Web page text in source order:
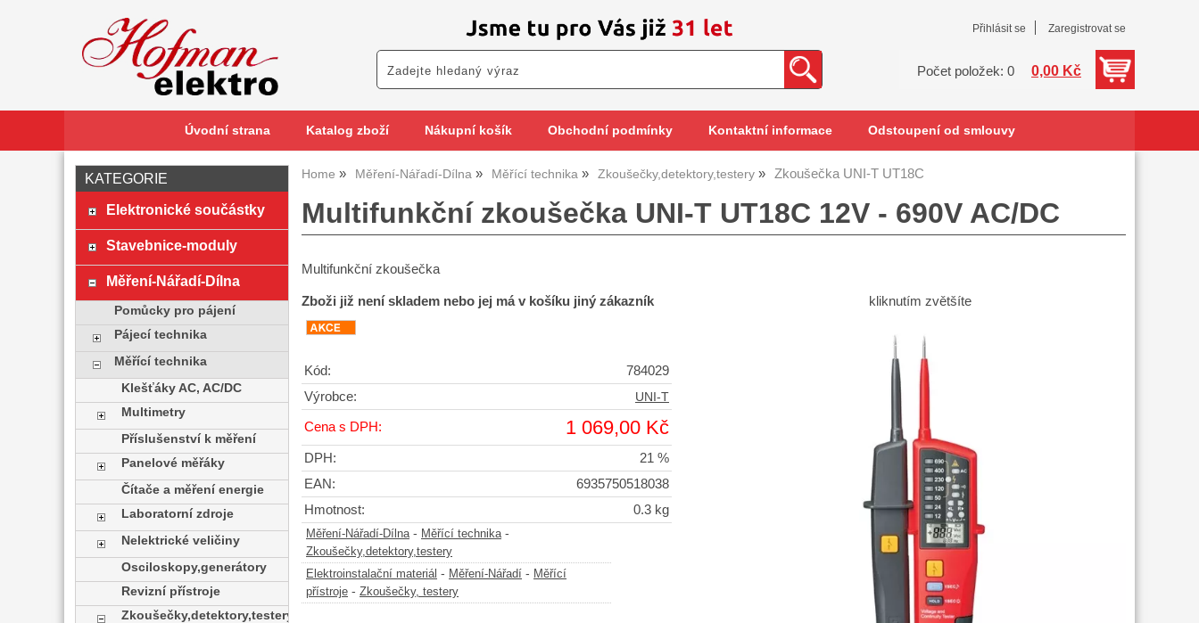
Přihlásit se Zaregistrovat se
Počet položek: 0 0,00 Kč
Úvodní strana Katalog zboží Nákupní košík Obchodní podmínky Kontaktní informace Odstoupení od smlouvy
Home Měření-Nářadí-Dílna Měřící technika Zkoušečky,detektory,testery Zkoušečka UNI-T UT18C
Multifunkční zkoušečka UNI-T UT18C 12V - 690V AC/DC
Multifunkční zkoušečka
kliknutím zvětšíte
Zboži již není skladem nebo jej má v košíku jiný zákazník
Kód:
784029
Výrobce:
UNI-T
Cena s DPH: 1 069,00 Kč
DPH:
21 %
EAN:
6935750518038
Hmotnost:
0.3 kg
Měření-Nářadí-Dílna- Měřící technika-
Zkoušečky,detektory,testery
Elektroinstalační materiál - Měření-Nářadí - Měřící
přístroje - Zkoušečky, testery
KATEGORIE
Elektronické součástky
Stavebnice-moduly
Měření-Nářadí-Dílna
Pomůcky pro pájení
Pájecí technika
Měřící technika
Klešťáky AC, AC/DC
Multimetry
Příslušenství k měření
Panelové měřáky
Čítače a měření energie
Laboratorní zdroje
Nelektrické veličiny
Osciloskopy,generátory
Revizní přístroje
Zkoušečky,detektory,testery